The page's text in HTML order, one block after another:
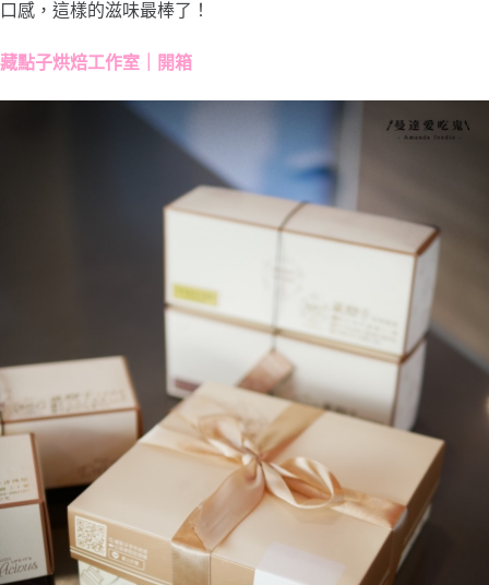
口感，這樣的滋味最棒了！
藏點子烘焙工作室｜開箱